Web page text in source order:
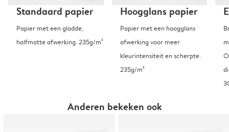
Standaard papier
Papier met een gladde,
halfmatte afwerking. 235g/m²
Hoogglans papier
Papier met een hoogglans
afwerking voor meer
kleurintensiteit en scherpte.
235g/m²
Anderen bekeken ook